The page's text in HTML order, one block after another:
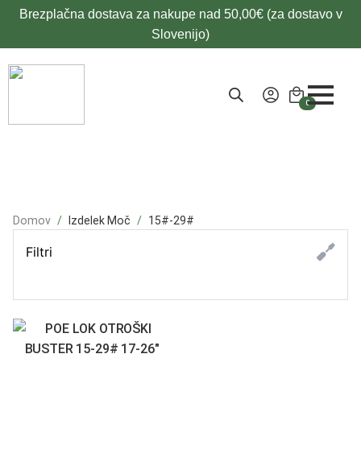
Brezplačna dostava za nakupe nad 50,00€ (za dostavo v
Slovenijo)
0
Domov Izdelek Moč 15#-29#
Filtri